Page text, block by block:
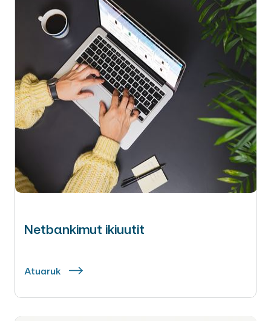
Netbankimut ikiuutit
Atuaruk